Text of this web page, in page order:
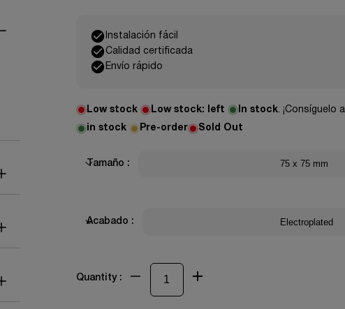
Instalación fácil
Calidad certificada
Envío rápido
Low stock Low stock: left In stock. ¡Consíguelo
in stock Pre-order Sold Out
Tamaño : 75 x 75 mm
Acabado : Electroplated
Quantity :